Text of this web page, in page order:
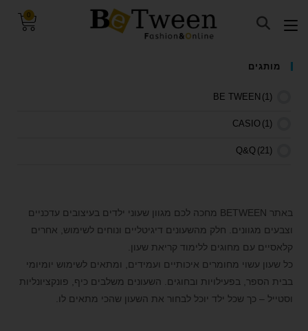
השבת את ההבזקים
settings
zoom_out זום (הקטנה)
הגדלת גופן
spellcheck גופן קריא
brightness_high
brightness_low ניגודיות כהה
0
באתר BETWEEN מחכה לכם מגוון שעוני ילדים בעיצובים עדכניים
וצבעים מגוונים. חלק מהשעונים דיגיטליים ונוחים לשימוש, אחרים
קלאסיים עם מחוגים ללימוד קריאת שעון.
כל שעון עשוי מחומרים איכותיים ועמידים, ומתאים לשימוש יומיומי
בבית הספר, בפעילויות ובחוגים. השעונים משלבים כיף, פונקציונליות
וסטייל – כך שכל ילד יוכל לבחור את השעון שהכי מתאים לו.
מותגים
BE TWEEN (1)
CASIO (1)
Q&Q (21)